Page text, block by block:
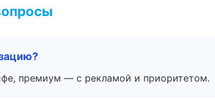
премиум — с рекламой и приоритетом.